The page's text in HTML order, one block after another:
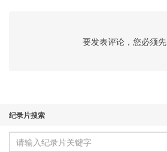
要发表评论，您必须先
纪录片搜索